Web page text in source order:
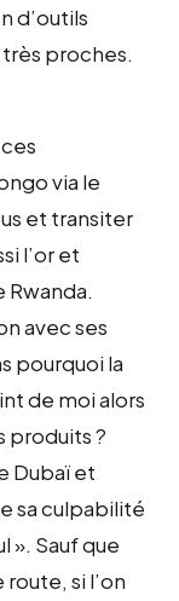
d’outils
proches.
via le
et transiter
l’or et
Rwanda.
avec ses
pourquoi la
de moi alors
produits ?
Dubaï et
sa culpabilité
». Sauf que
si l’on